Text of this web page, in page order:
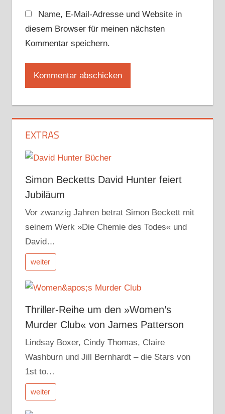
Name, E-Mail-Adresse und Website in
diesem Browser für meinen nächsten
Kommentar speichern.
EXTRAS
Simon Becketts David Hunter feiert
Jubiläum
Vor zwanzig Jahren betrat Simon Beckett mit
seinem Werk »Die Chemie des Todes« und
David…
weiter
Thriller-Reihe um den »Women’s
Murder Club« von James Patterson
Lindsay Boxer, Cindy Thomas, Claire
Washburn und Jill Bernhardt – die Stars von
1st to…
weiter